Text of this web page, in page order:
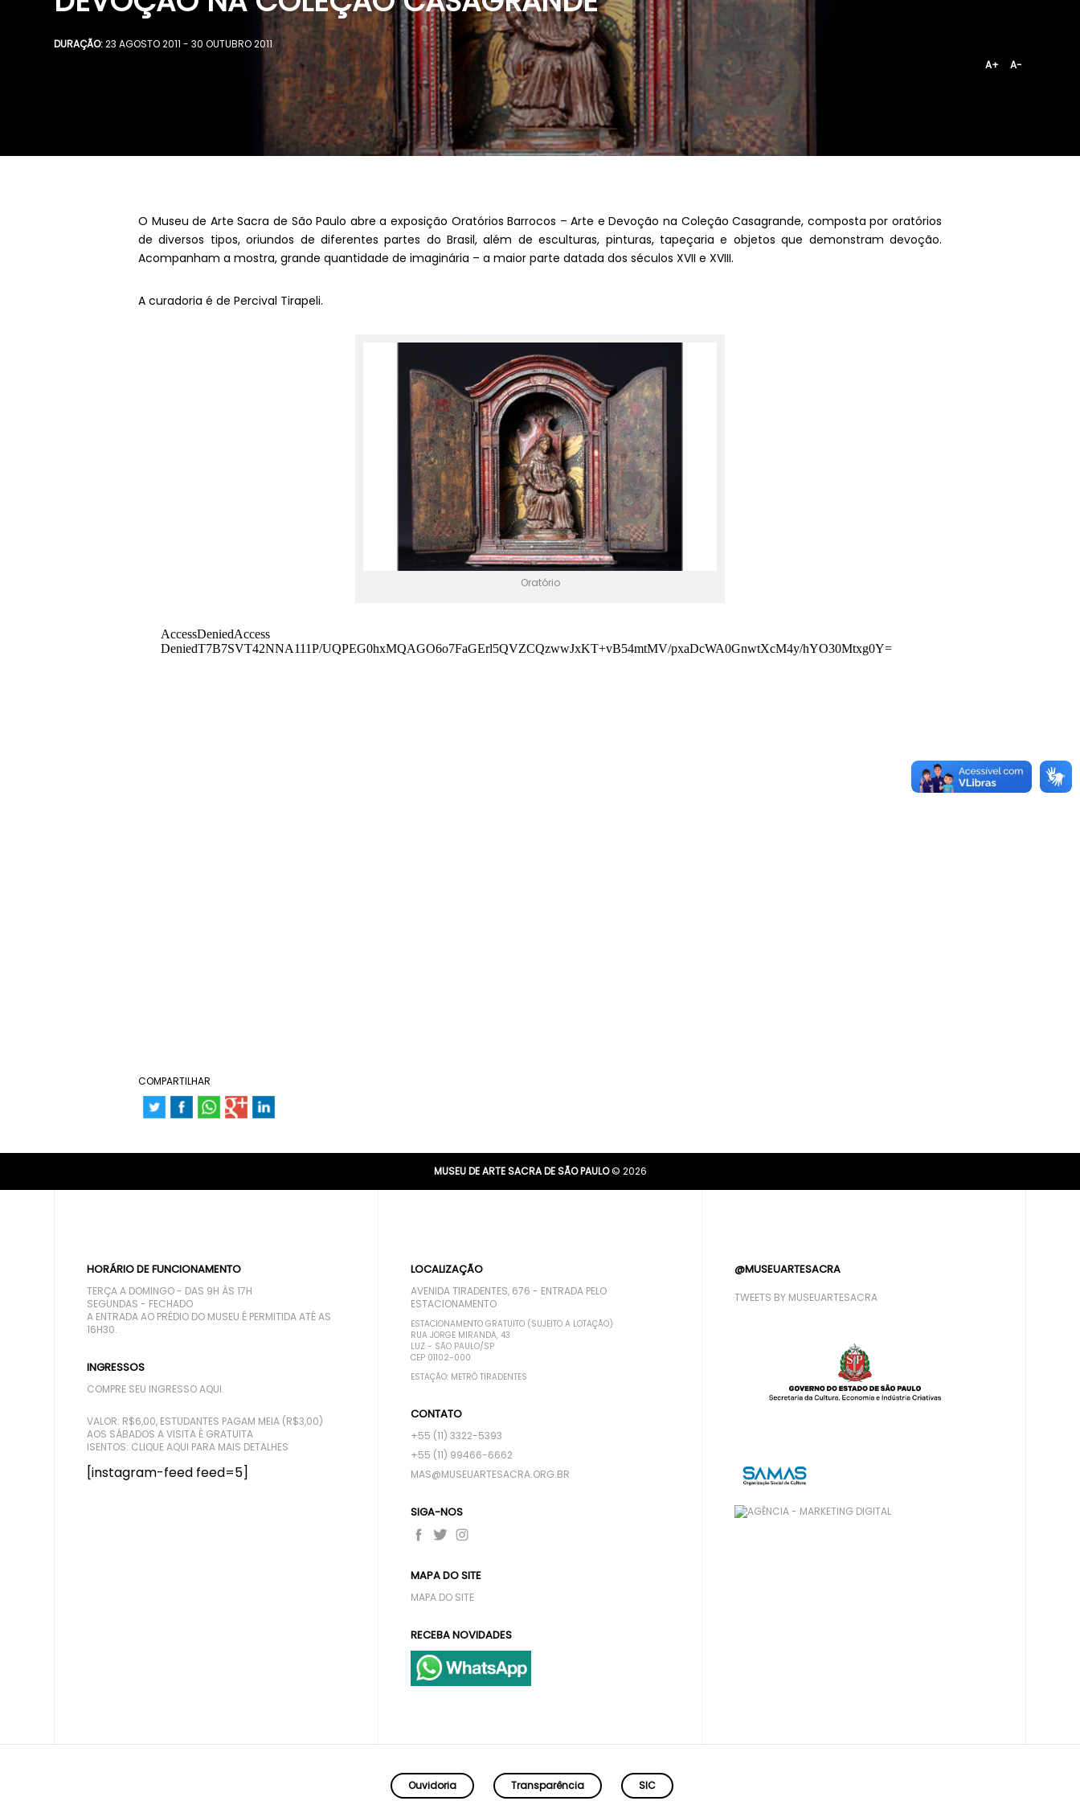
DURAÇÃO:23 AGOSTO 2011 - 30 OUTUBRO 2011
A+
A-
O Museu de Arte Sacra de São Paulo abre a exposição Oratórios Barrocos – Arte e Devoção na Coleção Casagrande, composta por oratórios
de diversos tipos, oriundos de diferentes partes do Brasil, além de esculturas, pinturas, tapeçaria e objetos que demonstram devoção.
Acompanham a mostra, grande quantidade de imaginária – a maior parte datada dos séculos XVII e XVIII.
A curadoria é de Percival Tirapeli.
Oratório
COMPARTILHAR
MUSEU DE ARTE SACRA DE SÃO PAULO© 2026
HORÁRIO DE FUNCIONAMENTO
TERÇA A DOMINGO - DAS 9H ÀS 17H
SEGUNDAS - FECHADO
A ENTRADA AO PRÉDIO DO MUSEU É PERMITIDA ATÉ AS
16H30.
INGRESSOS
COMPRE SEU INGRESSO AQUI.
VALOR: R$6,00, ESTUDANTES PAGAM MEIA (R$3,00)
AOS SÁBADOS A VISITA É GRATUITA
ISENTOS: CLIQUE AQUI PARA MAIS DETALHES
[instagram-feed feed=5]
LOCALIZAÇÃO
AVENIDA TIRADENTES, 676 - ENTRADA PELO
ESTACIONAMENTO
ESTACIONAMENTO GRATUITO (SUJEITO A LOTAÇÃO)
RUA JORGE MIRANDA, 43
LUZ - SÃO PAULO/SP
CEP 01102-000
ESTAÇÃO: METRÔ TIRADENTES
CONTATO
+55 (11) 3322-5393
+55 (11) 99466-6662
MAS@MUSEUARTESACRA.ORG.BR
SIGA-NOS
MAPA DO SITE
MAPA DO SITE
RECEBA NOVIDADES
@MUSEUARTESACRA
TWEETS BY MUSEUARTESACRA
Ouvidoria Transparência SIC